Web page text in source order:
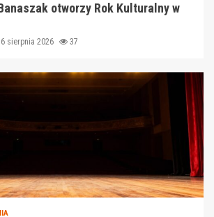
otworzy Rok Kulturalny w
6 sierpnia 2026 37